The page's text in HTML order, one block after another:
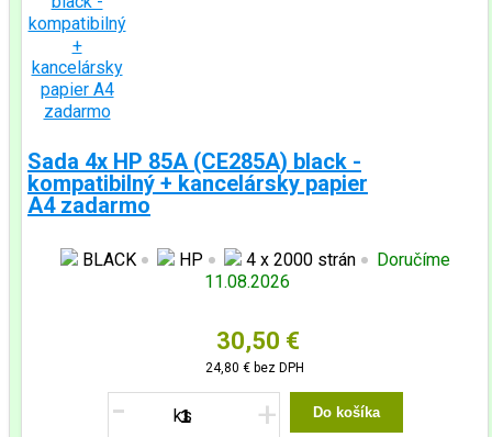
Sada 4x HP 85A (CE285A) black -
kompatibilný + kancelársky papier
A4 zadarmo
BLACK HP 4 x 2000 strán
Doručíme
11.08.2026
30,50 €
24,80 € bez DPH
- + Do košíka